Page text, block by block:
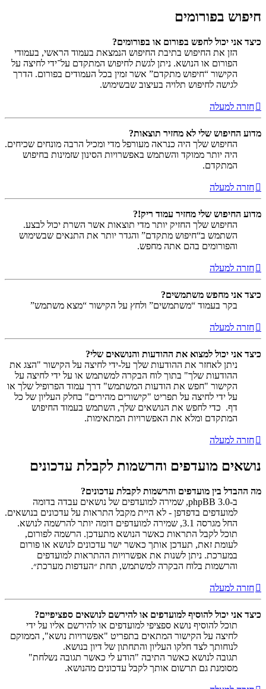
חיפוש בפורומים
כיצד אני יכול לחפש בפורום או בפורומים?
הזן את החיפוש בתיבת החיפוש הנמצאת בעמוד הראשי, בעמודי
הפורום או הנושא. ניתן לגשת לחיפוש המתקדם על־ידי לחיצה על
הקישור “חיפוש מתקדם” אשר זמין בכל העמודים בפורום. הדרך
לגישה לחיפוש תלויה בעיצוב שבשימוש.
חזרה למעלה
מדוע החיפוש שלי לא מחזיר תוצאות?
החיפוש שלך היה כנראה מעורפל מדי ומכיל הרבה מונחים שכיחים.
היה יותר ממוקד והשתמש באפשרויות הסינון שזמינות בחיפוש
המתקדם.
חזרה למעלה
מדוע החיפוש שלי מחזיר עמוד ריק!?
החיפוש שלך החזיק יותר מדי תוצאות אשר השרת יכול לבצע.
השתמש ב“חיפוש מתקדם” והגדר יותר את התנאים שבשימוש
והפורומים בהם אתה מחפש.
חזרה למעלה
כיצד אני מחפש משתמשים?
בקר בעמוד “משתמשים” ולחץ על הקישור “מצא משתמש”
חזרה למעלה
כיצד אני יכול למצוא את ההודעות והנושאים שלי?
ניתן לאחזר את ההודעות שלך על-ידי לחיצה על הקישור "הצג את
ההודעות שלך" בתוך לוח הבקרה למשתמש או על ידי לחיצה על
הקישור "חפש את הודעות המשתמש" דרך עמוד הפרופיל שלך או
על ידי לחיצה על תפריט "קישורים מהירים" בחלק העליון של כל
דף. כדי לחפש את הנושאים שלך, השתמש בעמוד החיפוש
המתקדם ומלא את האפשרויות המתאימות.
חזרה למעלה
נושאים מועדפים והרשמות לקבלת עדכונים
מה ההבדל בין מועדפים והרשמות לקבלת עדכונים?
ב-phpBB 3.0, שמירה למועדפים של נושאים עבדה בדומה
למועדפים בדפדפן - לא היית מקבל התראות על עדכונים בנושאים.
החל מגרסה 3.1, שמירה למועדפים דומה יותר להרשמה לנושא.
תוכל לקבל התראות כאשר הנושא מתעדכן. הרשמה לפורום,
לעומת זאת, תעדכן אותך כאשר ישר עדכונים לנושא או פורום
במערכת. ניתן לשנות את אפשרויות ההתראות למועדפים
והרשמות בלוח הבקרה למשתמש, תחת ״העדפות מערכת״.
חזרה למעלה
כיצד אני יכול להוסיף למועדפים או להירשם לנושאים ספציפיים?
תוכל להוסיף נושא ספציפי למועדפים או להירשם אליו על ידי
לחיצה על הקישור המתאים בתפריט "אפשרויות נושא", הממוקם
לנוחותך לצד חלקו העליון והתחתון של דיון בנושא.
תגובה לנושא כאשר התיבה "הודע לי כאשר תגובה נשלחת"
מסומנת גם תרשום אותך לקבל עדכונים מהנושא.